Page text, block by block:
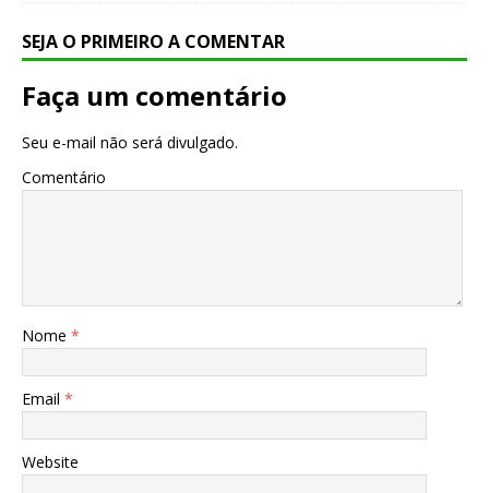
SEJA O PRIMEIRO A COMENTAR
Faça um comentário
Seu e-mail não será divulgado.
Comentário
Nome *
Email *
Website